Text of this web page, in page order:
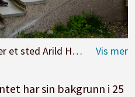
sakene han vil kjempe for. Foto: Joakim S. Enger
har sin bakgrunn i 25